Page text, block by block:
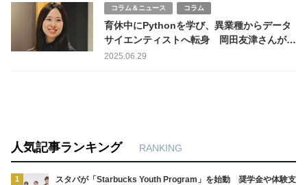
コラム＆ニュース コラム
育休中にPythonを学び、異業種からデータ
サイエンティストへ転身 岡田友津さんが語
る“好き”を仕事にする力
2025.06.29
人気記事ランキング RANKING
1
スタバが「Starbucks Youth Program」を始動 奨学金や体験支